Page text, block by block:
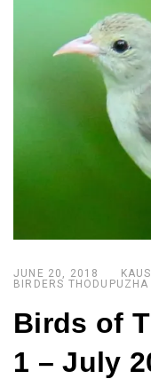
JUNE 20, 2018
BIRDERS THODUPUZHA
Birds of
1 – July